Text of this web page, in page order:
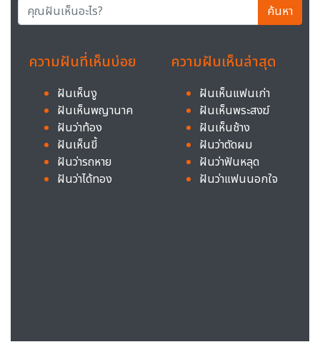
ค้นหา
ความฝันที่เห็นบ่อย
ฝันเห็นงู
ฝันเห็นพญานาค
ฝันว่าท้อง
ฝันเห็นขี้
ฝันว่ารถหาย
ฝันว่าได้ทอง
ความฝันเห็นล่าสุด
ฝันเห็นแฟนเก่า
ฝันเห็นพระสงฆ์
ฝันเห็นช้าง
ฝันว่าตัดผม
ฝันว่าฟันหลุด
ฝันว่าแฟนนอกใจ